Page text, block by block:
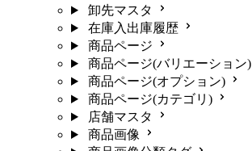
卸先マスタ
在庫入出庫履歴
商品ページ
商品ページ(バリエーション)
商品ページ(オプション)
商品ページ(カテゴリ)
店舗マスタ
商品画像